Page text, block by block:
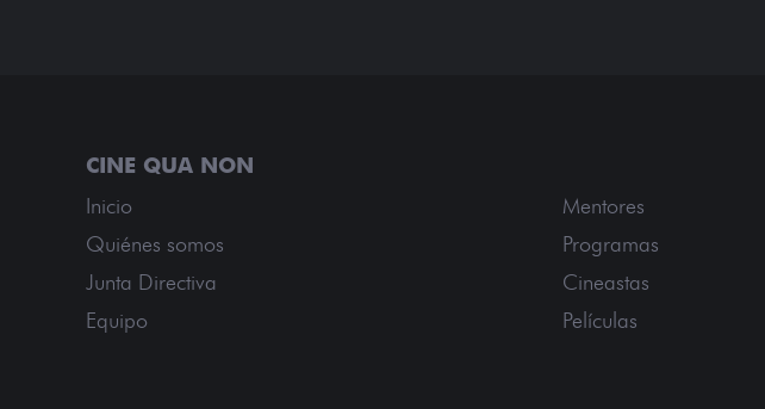
Inicio
Quiénes somos
Junta Directiva
Equipo
Mentores
Programas
Cineastas
Películas